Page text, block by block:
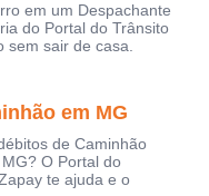
em um Despachante
do Portal do Trânsito
sem sair de casa.
em MG
de Caminhão
O Portal do
te ajuda e o